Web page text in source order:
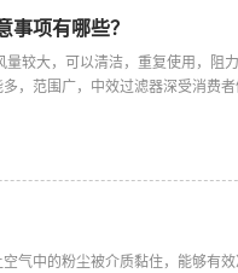
事项有哪些？
较大，可以清洁，重复使用，阻
，范围广，中效过滤器深受消费者
气中的粉尘被介质黏住，能够有